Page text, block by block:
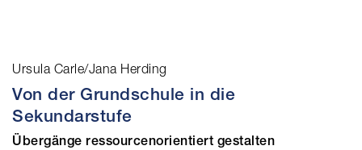
Ursula Carle/Jana Herding
Von der Grundschule in die
Sekundarstufe
Übergänge ressourcenorientiert gestalten